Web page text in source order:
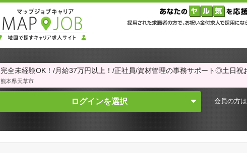
完全未経験OK！/月給37万円以上！/正社員/資材管理の事務サポート◎土日
熊本県天草市
ログインを選択 会員の方